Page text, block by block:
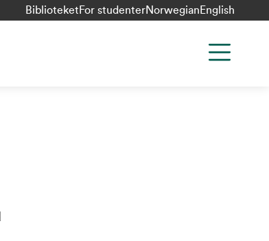
Biblioteket For studenterNorwegian English